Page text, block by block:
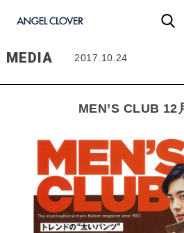
エンジェルクローバー |
MEDIA 2017.10.24
MEN’S CLUB 12